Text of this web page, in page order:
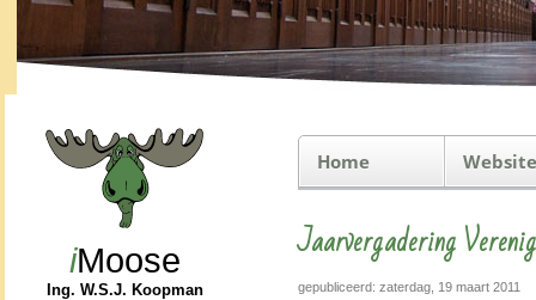
iMoose
Ing. W.S.J. Koopman
Home
Jaarvergadering
gepubliceerd: zaterdag, 19 maart 2011